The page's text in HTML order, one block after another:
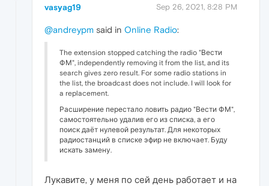
vasyag19 Sep 26, 2021, 8:28 PM
@andreypm said in Online Radio:
The extension stopped catching the radio "Вести
ФМ", independently removing it from the list, and its
search gives zero result. For some radio stations in
the list, the broadcast does not include. I will look for
a replacement.
Расширение перестало ловить радио "Вести ФМ",
самостоятельно удалив его из списка, а его
поиск даёт нулевой результат. Для некоторых
радиостанций в списке эфир не включает. Буду
искать замену.
Лукавите, у меня по сей день работает и на